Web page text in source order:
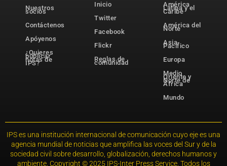
Nuestros
socios
Contáctenos
Apóyenos
¿Quieres
publicar
notas de
IPS?
Inicio
Twitter
Facebook
Flickr
Reglas de
comunidad
América
Latina y el
Caribe
América del
Norte
Asia-
Pacífico
Europa
Medio
Oriente y
Norte de
África
Mundo
IPS es una institución internacional de comunicación cuyo eje es una
agencia mundial de noticias que amplifica las voces del Sur y de la
sociedad civil sobre desarrollo, globalización, derechos humanos y
ambiente. Copyright © 2025 IPS-Inter Press Service. Todos los